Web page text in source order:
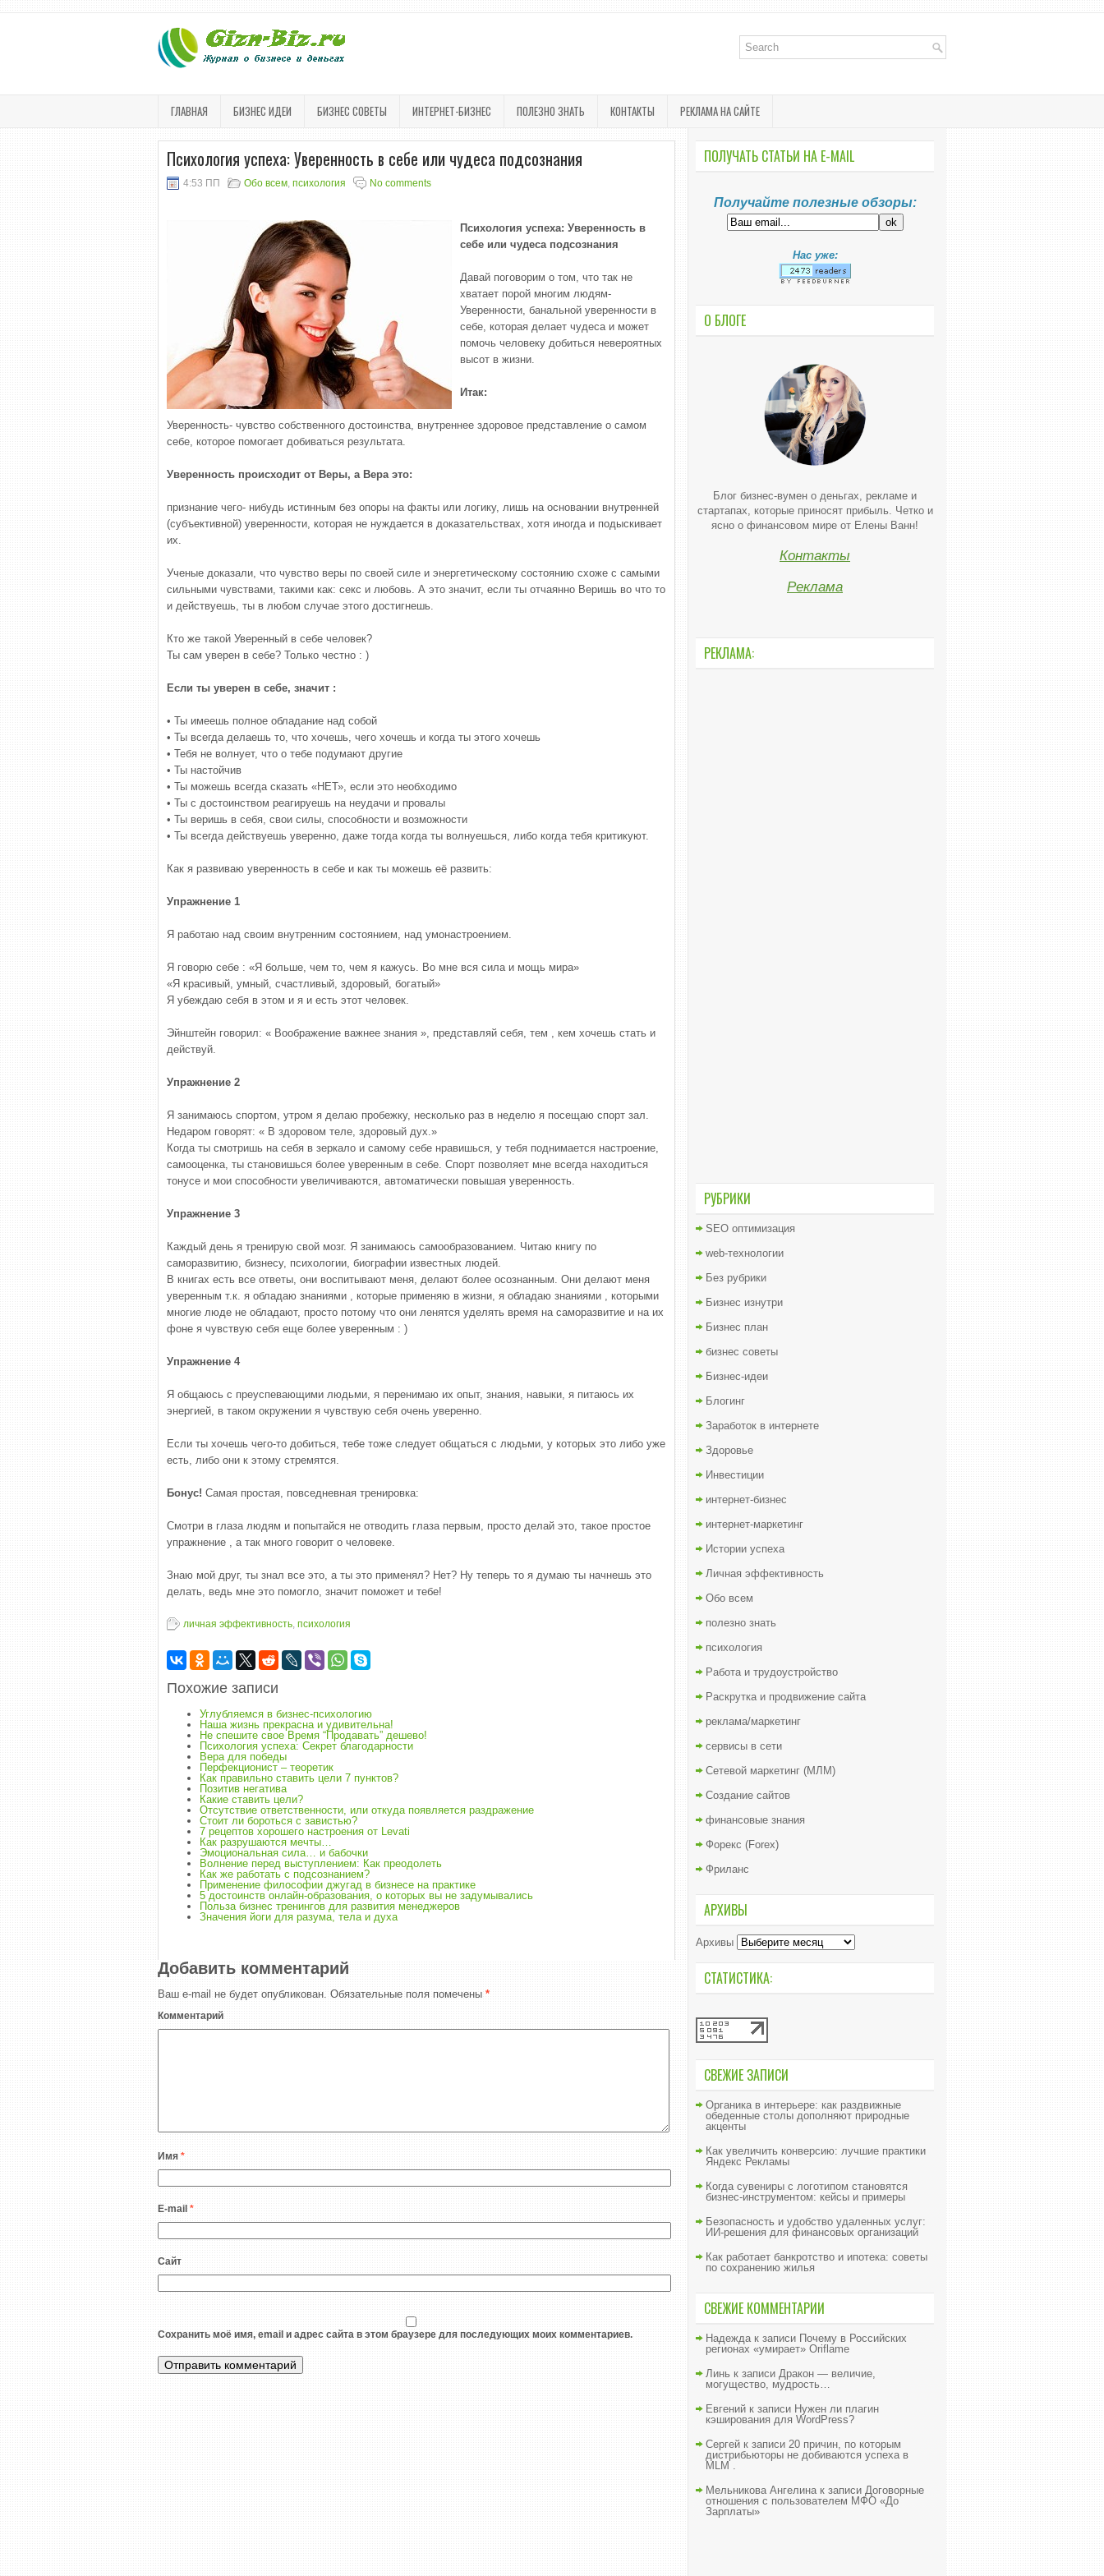
ГЛАВНАЯ БИЗНЕС ИДЕИ БИЗНЕС СОВЕТЫ ИНТЕРНЕТ-БИЗНЕС ПОЛЕЗНО ЗНАТЬ КОНТАКТЫ РЕКЛАМА НА САЙТЕ
Психология успеха: Уверенность в себе или чудеса подсознания
4:53 ПП Обо всем, психология No comments
Психология успеха: Уверенность в
себе или чудеса подсознания
Давай поговорим о том, что так не
хватает порой многим людям-
Уверенности, банальной уверенности в
себе, которая делает чудеса и может
помочь человеку добиться невероятных
высот в жизни.
Итак:
Уверенность- чувство собственного достоинства, внутреннее здоровое представление о самом
себе, которое помогает добиваться результата.
Уверенность происходит от Веры, а Вера это:
признание чего- нибудь истинным без опоры на факты или логику, лишь на основании внутренней
(субъективной) уверенности, которая не нуждается в доказательствах, хотя иногда и подыскивает
их.
Ученые доказали, что чувство веры по своей силе и энергетическому состоянию схоже с самыми
сильными чувствами, такими как: секс и любовь. А это значит, если ты отчаянно Веришь во что то
и действуешь, ты в любом случае этого достигнешь.
Кто же такой Уверенный в себе человек?
Ты сам уверен в себе? Только честно : )
Если ты уверен в себе, значит :
• Ты имеешь полное обладание над собой
• Ты всегда делаешь то, что хочешь, чего хочешь и когда ты этого хочешь
• Тебя не волнует, что о тебе подумают другие
• Ты настойчив
• Ты можешь всегда сказать «НЕТ», если это необходимо
• Ты с достоинством реагируешь на неудачи и провалы
• Ты веришь в себя, свои силы, способности и возможности
• Ты всегда действуешь уверенно, даже тогда когда ты волнуешься, либо когда тебя критикуют.
Как я развиваю уверенность в себе и как ты можешь её развить:
Упражнение 1
Я работаю над своим внутренним состоянием, над умонастроением.
Я говорю себе : «Я больше, чем то, чем я кажусь. Во мне вся сила и мощь мира»
«Я красивый, умный, счастливый, здоровый, богатый»
Я убеждаю себя в этом и я и есть этот человек.
Эйнштейн говорил: « Воображение важнее знания », представляй себя, тем , кем хочешь стать и
действуй.
Упражнение 2
Я занимаюсь спортом, утром я делаю пробежку, несколько раз в неделю я посещаю спорт зал.
Недаром говорят: « В здоровом теле, здоровый дух.»
Когда ты смотришь на себя в зеркало и самому себе нравишься, у тебя поднимается настроение,
самооценка, ты становишься более уверенным в себе. Спорт позволяет мне всегда находиться
тонусе и мои способности увеличиваются, автоматически повышая уверенность.
Упражнение 3
Каждый день я тренирую свой мозг. Я занимаюсь самообразованием. Читаю книгу по
саморазвитию, бизнесу, психологии, биографии известных людей.
В книгах есть все ответы, они воспитывают меня, делают более осознанным. Они делают меня
уверенным т.к. я обладаю знаниями , которые применяю в жизни, я обладаю знаниями , которыми
многие люде не обладают, просто потому что они ленятся уделять время на саморазвитие и на их
фоне я чувствую себя еще более уверенным : )
Упражнение 4
Я общаюсь с преуспевающими людьми, я перенимаю их опыт, знания, навыки, я питаюсь их
энергией, в таком окружении я чувствую себя очень уверенно.
Если ты хочешь чего-то добиться, тебе тоже следует общаться с людьми, у которых это либо уже
есть, либо они к этому стремятся.
Бонус! Самая простая, повседневная тренировка:
Смотри в глаза людям и попытайся не отводить глаза первым, просто делай это, такое простое
упражнение , а так много говорит о человеке.
Знаю мой друг, ты знал все это, а ты это применял? Нет? Ну теперь то я думаю ты начнешь это
делать, ведь мне это помогло, значит поможет и тебе!
личная эффективность, психология
Похожие записи
Углубляемся в бизнес-психологию
Наша жизнь прекрасна и удивительна!
Не спешите свое Время “Продавать” дешево!
Психология успеха: Секрет благодарности
Вера для победы
Перфекционист – теоретик
Как правильно ставить цели 7 пунктов?
Позитив негатива
Какие ставить цели?
Отсутствие ответственности, или откуда появляется раздражение
Стоит ли бороться с завистью?
7 рецептов хорошего настроения от Levati
Как разрушаются мечты…
Эмоциональная сила… и бабочки
Волнение перед выступлением: Как преодолеть
Как же работать с подсознанием?
Применение философии джугад в бизнесе на практике
5 достоинств онлайн-образования, о которых вы не задумывались
Польза бизнес тренингов для развития менеджеров
Значения йоги для разума, тела и духа
Добавить комментарий
Ваш e-mail не будет опубликован. Обязательные поля помечены *
Комментарий
Имя *
E-mail *
Сайт
Сохранить моё имя, email и адрес сайта в этом браузере для последующих моих комментариев.
ПОЛУЧАТЬ СТАТЬИ НА E-MАIL
Получайте полезные обзоры:
Нас уже:
О БЛОГЕ
Блог бизнес-вумен о деньгах, рекламе и
стартапах, которые приносят прибыль. Четко и
ясно о финансовом мире от Елены Ванн!
Контакты
Реклама
РЕКЛАМА:
РУБРИКИ
SEO оптимизация
web-технологии
Без рубрики
Бизнес изнутри
Бизнес план
бизнес советы
Бизнес-идеи
Блогинг
Заработок в интернете
Здоровье
Инвестиции
интернет-бизнес
интернет-маркетинг
Истории успеха
Личная эффективность
Обо всем
полезно знать
психология
Работа и трудоустройство
Раскрутка и продвижение сайта
реклама/маркетинг
сервисы в сети
Сетевой маркетинг (МЛМ)
Создание сайтов
финансовые знания
Форекс (Forex)
Фриланс
АРХИВЫ
Архивы
СТАТИСТИКА:
СВЕЖИЕ ЗАПИСИ
Органика в интерьере: как раздвижные
обеденные столы дополняют природные
акценты
Как увеличить конверсию: лучшие практики
Яндекс Рекламы
Когда сувениры с логотипом становятся
бизнес-инструментом: кейсы и примеры
Безопасность и удобство удаленных услуг:
ИИ-решения для финансовых организаций
Как работает банкротство и ипотека: советы
по сохранению жилья
СВЕЖИЕ КОММЕНТАРИИ
Надеждак записи Почему в Российских
регионах «умирает» Oriflame
Линь к записи Дракон — величие,
могущество, мудрость…
Евгений к записи Нужен ли плагин
кэширования для WordPress?
Сергей к записи 20 причин, по которым
дистрибьюторы не добиваются успеха в
MLM .
Мельникова Ангелинак записи Договорные
отношения с пользователем МФО «До
Зарплаты»